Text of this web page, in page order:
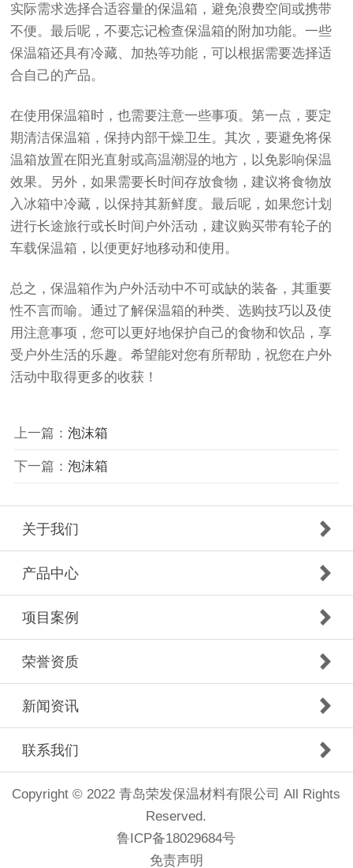
实际需求选择合适容量的保温箱，避免浪费空间或携带
不便。最后呢，不要忘记检查保温箱的附加功能。一些
保温箱还具有冷藏、加热等功能，可以根据需要选择适
合自己的产品。
在使用保温箱时，也需要注意一些事项。第一点，要定
期清洁保温箱，保持内部干燥卫生。其次，要避免将保
温箱放置在阳光直射或高温潮湿的地方，以免影响保温
效果。另外，如果需要长时间存放食物，建议将食物放
入冰箱中冷藏，以保持其新鲜度。最后呢，如果您计划
进行长途旅行或长时间户外活动，建议购买带有轮子的
车载保温箱，以便更好地移动和使用。
总之，保温箱作为户外活动中不可或缺的装备，其重要
性不言而喻。通过了解保温箱的种类、选购技巧以及使
用注意事项，您可以更好地保护自己的食物和饮品，享
受户外生活的乐趣。希望能对您有所帮助，祝您在户外
活动中取得更多的收获！
上一篇： 泡沫箱
下一篇： 泡沫箱
关于我们
产品中心
项目案例
荣誉资质
新闻资讯
联系我们
Copyright © 2022 青岛荣发保温材料有限公司 All Rights
Reserved.
鲁ICP备18029684号
免责声明